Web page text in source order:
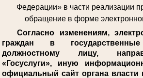
Федерации» в части реализации
обращение в форме
Согласно изменениям,
граждан в
должностному лицу,
«Госуслуги», иную
официальный сайт органа власти